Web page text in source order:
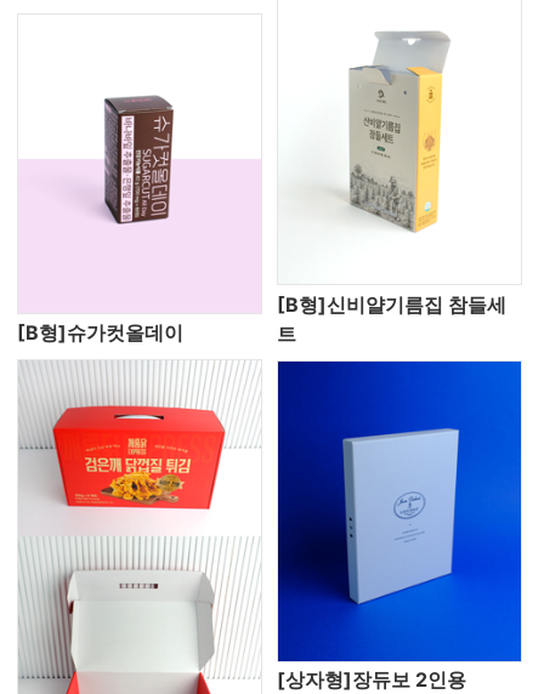
[B형]슈가컷올데이
[B형]신비얄기름집 참들세
트
[상자형]장듀보 2인용